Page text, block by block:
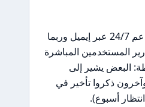
24/7 عبر إيميل وربما
المباشرة
إلى
في